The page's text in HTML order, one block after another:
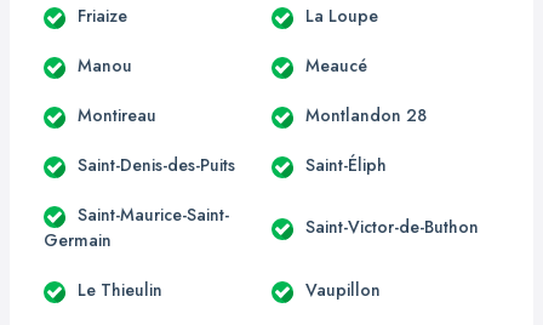
Friaize La Loupe
Manou Meaucé
Montireau Montlandon 28
Saint-Denis-des-Puits Saint-Éliph
Saint-Maurice-Saint-
Germain
Saint-Victor-de-Buthon
Le Thieulin Vaupillon